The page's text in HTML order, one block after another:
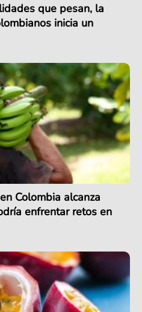
que pesan, la
inicia un
Colombia alcanza
enfrentar retos en